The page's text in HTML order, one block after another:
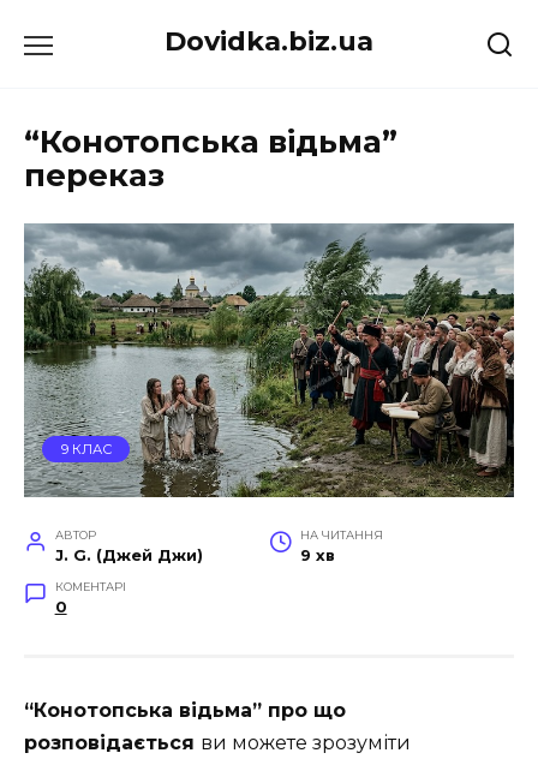
до
Dovidka.biz.ua
“Конотопська відьма”
переказ
9 КЛАС
АВТОР
J. G. (Джей Джи)
НА ЧИТАННЯ
9 хв
КОМЕНТАРІ
0
“Конотопська відьма” про що
розповідається ви можете зрозуміти